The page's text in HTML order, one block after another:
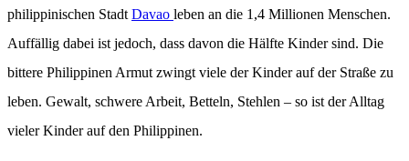
philippinischen Stadt Davao leben an die 1,4 Millionen Menschen.
Auffällig dabei ist jedoch, dass davon die Hälfte Kinder sind. Die
bittere Philippinen Armut zwingt viele der Kinder auf der Straße zu
leben. Gewalt, schwere Arbeit, Betteln, Stehlen – so ist der Alltag
vieler Kinder auf den Philippinen.